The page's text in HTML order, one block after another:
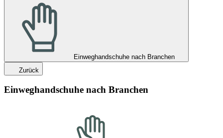
Einweghandschuhe nach Branchen
Zurück
Einweghandschuhe nach Branchen